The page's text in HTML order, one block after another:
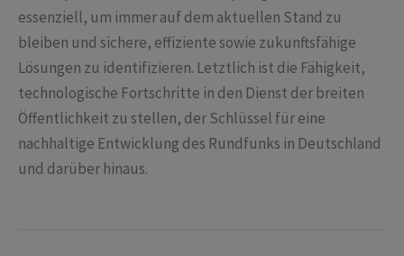
essenziell, um immer auf dem aktuellen Stand zu
bleiben und sichere, effiziente sowie zukunftsfähige
Lösungen zu identifizieren. Letztlich ist die Fähigkeit,
technologische Fortschritte in den Dienst der breiten
Öffentlichkeit zu stellen, der Schlüssel für eine
nachhaltige Entwicklung des Rundfunks in Deutschland
und darüber hinaus.